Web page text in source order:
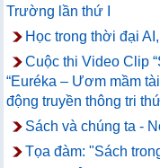
Trường lần thứ I
Học trong thời đại
Cuộc thi Video Clip
“Euréka – Ươm mầm
động truyền thông tri
Sách và chúng ta -
Tọa đàm: "Sách